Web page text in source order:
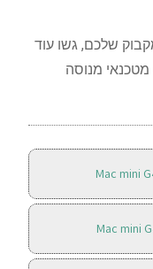
שלכם, גשו עוד
מטכנאי מנוסה
Mac mini
Mac mini